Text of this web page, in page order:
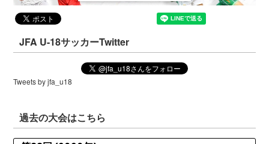
JFA U-18サッカーTwitter
Tweets by jfa_u18
過去の大会はこちら